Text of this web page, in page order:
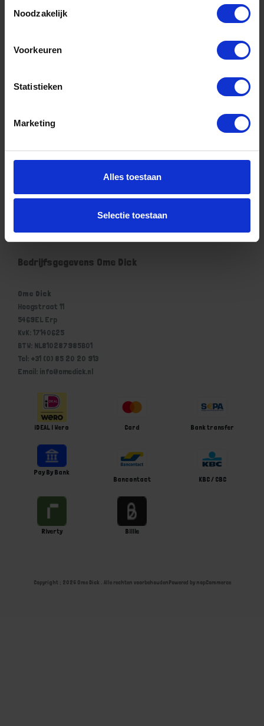
Noodzakelijk
Voorkeuren
Statistieken
Marketing
Alles toestaan
Selectie toestaan
Klachtenregeling Ome Dick
Privacyverklaring Ome Dick
Klantenservice Ome Dick
Winkelwagen
Bedrijfsgegevens Ome Dick
Ome Dick
Hoogstraat 11
5469EL Erp
KvK: 17140625
BTW: NL810287985B01
Tel: +31 (0) 85 20 20 913
Email: info@omedick.nl
iDEAL | Wero Card Bank transfer
Pay By Bank
Bancontact
KBC / CBC
Riverty Billie
Copyright ; 2026 Ome Dick . Alle rechten voorbehoudenPowered by nopCommerce